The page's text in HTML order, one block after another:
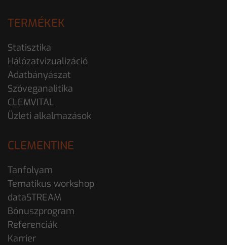
TERMÉKEK
Statisztika
Hálózatvizualizáció
Adatbányászat
Szöveganalitika
CLEMVITAL
Üzleti alkalmazások
CLEMENTINE
Tanfolyam
Tematikus workshop
dataSTREAM
Bónuszprogram
Referenciák
Karrier